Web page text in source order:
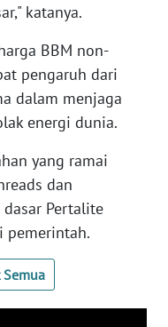
katanya.
BBM non-
pengaruh dari
dalam menjaga
energi dunia.
yang ramai
dan
Pertalite
pemerintah.